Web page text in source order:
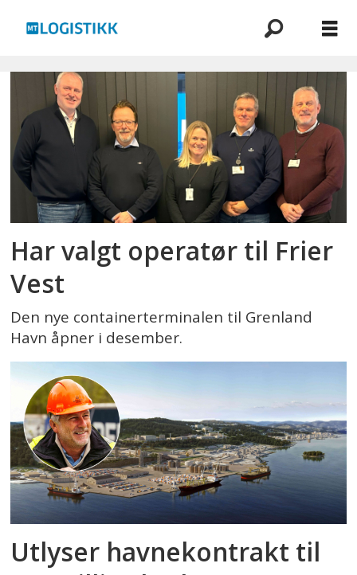
Emne:
frier
vest
Har valgt operatør til Frier
Vest
Den nye containerterminalen til Grenland
Havn åpner i desember.
Utlyser havnekontrakt til